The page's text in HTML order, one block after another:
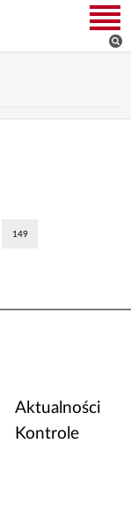
149
Aktualności
Kontrole